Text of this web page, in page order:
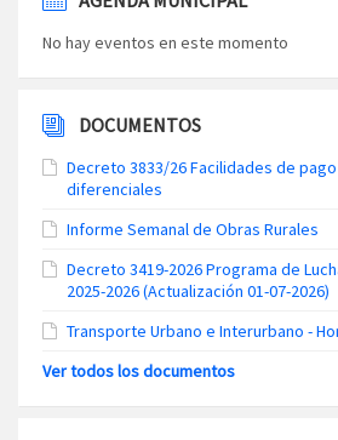
No hay eventos en este momento
DOCUMENTOS
Decreto 3833/26 Facilidades de
diferenciales
Informe Semanal de Obras Rurales
Decreto 3419-2026 Programa de
2025-2026 (Actualización 01-07-2026)
Transporte Urbano e Interurbano -
Ver todos los documentos